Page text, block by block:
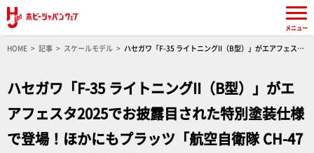
HOME 記事 スケールモデル
ハセガワ「F-35 ライトニングII（B型）」がエアフェスタ
届け！
ハセガワ「F-35 ライトニングII（B型）」がエ
アフェスタ2025でお披露目された特別塗装仕様
で登場！ほかにもプラッツ「航空自衛隊 CH-47
メニュー